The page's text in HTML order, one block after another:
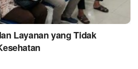
Layanan yang Tidak